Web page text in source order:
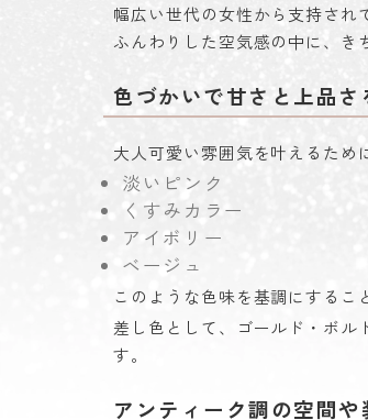
幅広い世代の女性から支持され
ふんわりした空気感の中に、き
色づかいで甘さと上品さ
大人可愛い雰囲気を叶えるため
淡いピンク
くすみカラー
アイボリー
ベージュ
このような色味を基調にするこ
差し色として、ゴールド・ボ
す。
アンティーク調の空間や